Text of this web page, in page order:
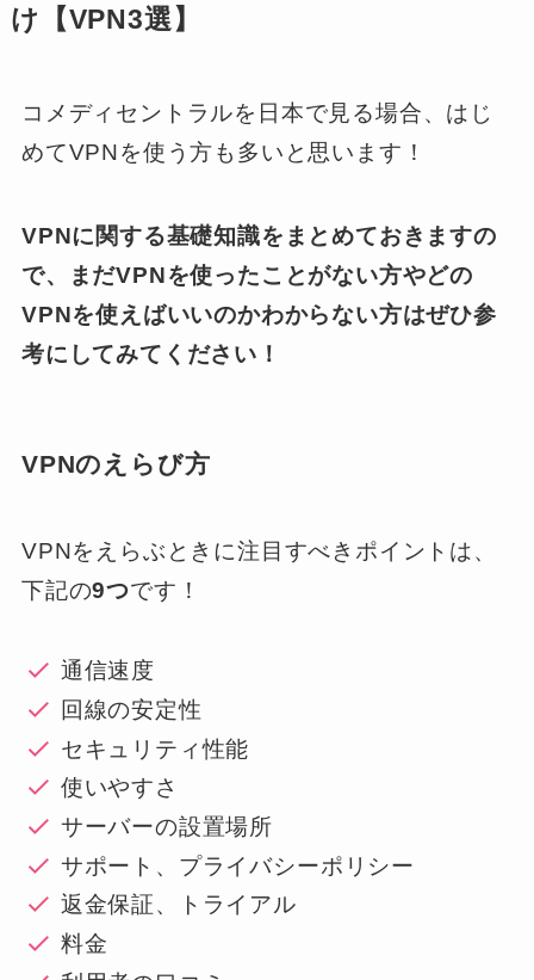
け【VPN3選】
コメディセントラルを日本で見る場合、はじ
めてVPNを使う方も多いと思います！
VPNに関する基礎知識をまとめておきますの
で、まだVPNを使ったことがない方やどの
VPNを使えばいいのかわからない方はぜひ参
考にしてみてください！
VPNのえらび方
VPNをえらぶときに注目すべきポイントは、
下記の9つです！
通信速度
回線の安定性
セキュリティ性能
使いやすさ
サーバーの設置場所
サポート、プライバシーポリシー
返金保証、トライアル
料金